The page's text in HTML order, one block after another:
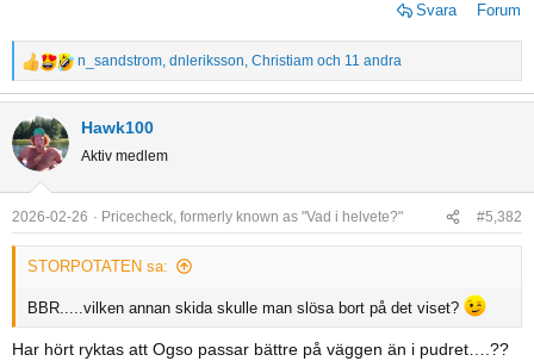
Svara Forum
R
e
a
c
t
i
o
n
n_sandstrom, dnleriksson, Christiam och 11 andra
Hawk100
Aktiv medlem
2026-02-26 Pricecheck, formerly known as "Vad i helvete?" #5,382
STORPOTATEN sa:
BBR.....vilken annan skida skulle man slösa bort på det viset?
Har hört ryktas att Ogso passar bättre på väggen än i pudret….??